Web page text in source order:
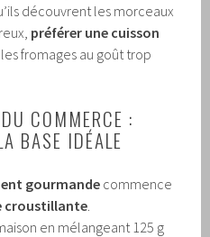
découvrent les morceaux
préférer une cuisson
fromages au goût trop
COMMERCE :
BASE IDÉALE
gourmande commence
croustillante
en mélangeant 125 g